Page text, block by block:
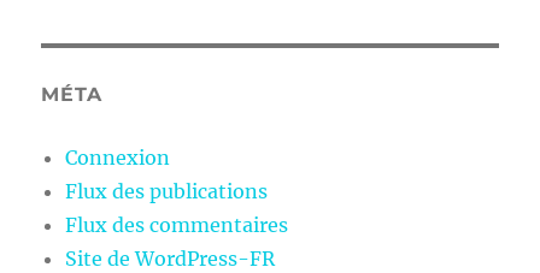
MÉTA
Connexion
Flux des publications
Flux des commentaires
Site de WordPress-FR